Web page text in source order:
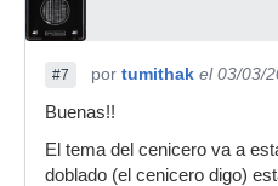
#7 por tumithak el 03/03/
Buenas!!
El tema del cenicero va a
doblado (el cenicero digo)